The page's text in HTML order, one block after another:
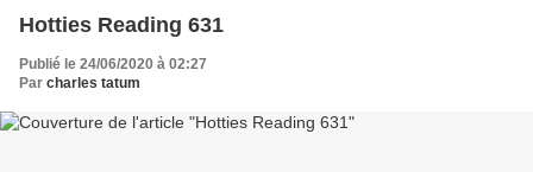
Hotties Reading 631
Publié le 24/06/2020 à 02:27
Par charles tatum